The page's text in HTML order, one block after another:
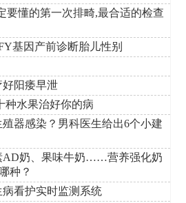
要懂的第一次排畸,最合适的检查
基因产前诊断胎儿性别
阳痿早泄
种水果治好你的病
器感染？男科医生给出6个小建
AD奶、果味牛奶……营养强化奶
种？
看护实时监测系统